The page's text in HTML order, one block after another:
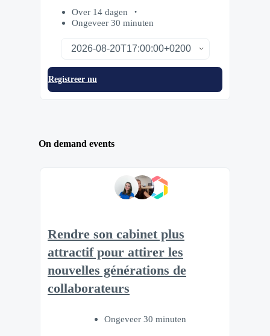
Over 14 dagen
Ongeveer 30 minuten
Registreer nu
On demand events
Rendre son cabinet plus
attractif pour attirer les
nouvelles générations de
collaborateurs
Ongeveer 30 minuten